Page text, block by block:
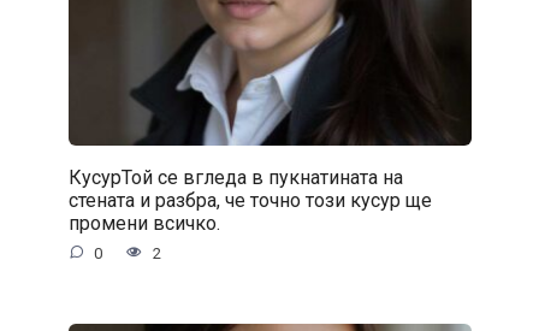
КусурТой се вгледа в пукнатината на
стената и разбра, че точно този кусур ще
промени всичко.
0 2